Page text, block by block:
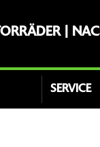
|
SERVICE